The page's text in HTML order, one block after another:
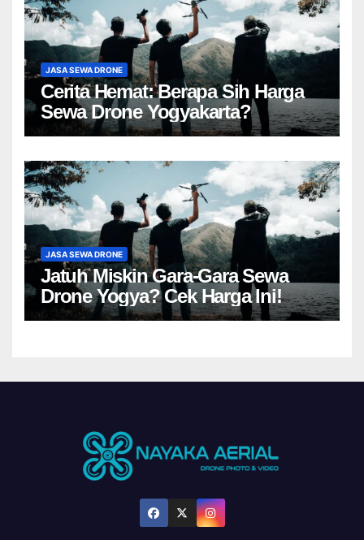
JASA SEWA DRONE
Cerita Hemat: Berapa Sih Harga
Sewa Drone Yogyakarta?
JASA SEWA DRONE
Jatuh Miskin Gara-Gara Sewa
Drone Yogya? Cek Harga Ini!